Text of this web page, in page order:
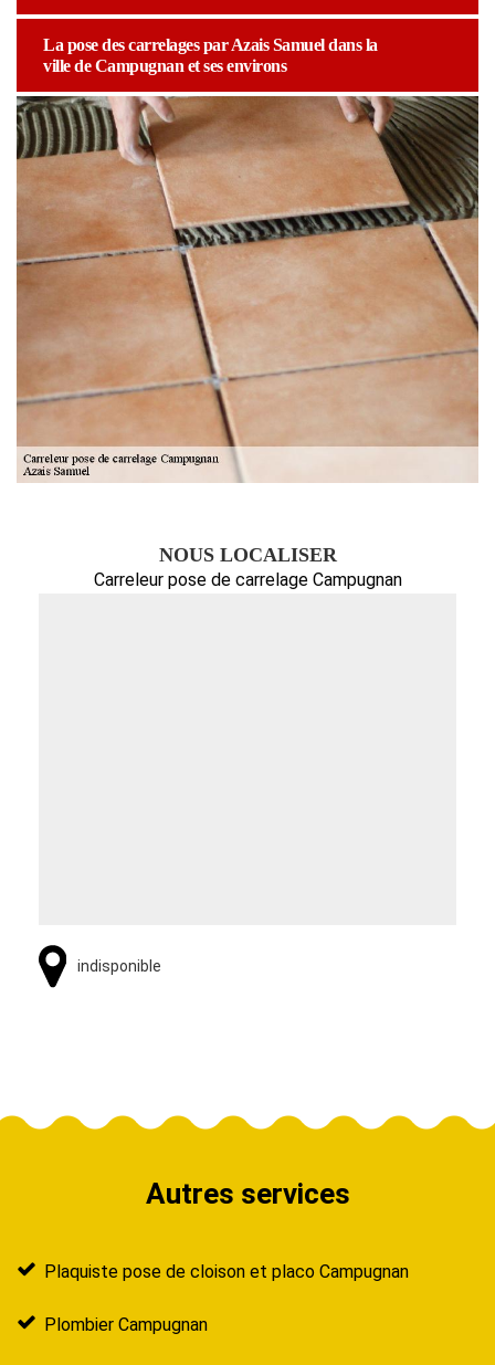
La pose des carrelages par Azais Samuel dans la
ville de Campugnan et ses environs
NOUS LOCALISER
Carreleur pose de carrelage Campugnan
indisponible
Autres services
Plaquiste pose de cloison et placo Campugnan
Plombier Campugnan